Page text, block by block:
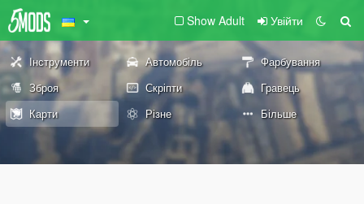
Show Adult Увійти
Інструменти Автомобіль
Фарбування
Зброя
Скріпти
Гравець
Карти
Різне Більше